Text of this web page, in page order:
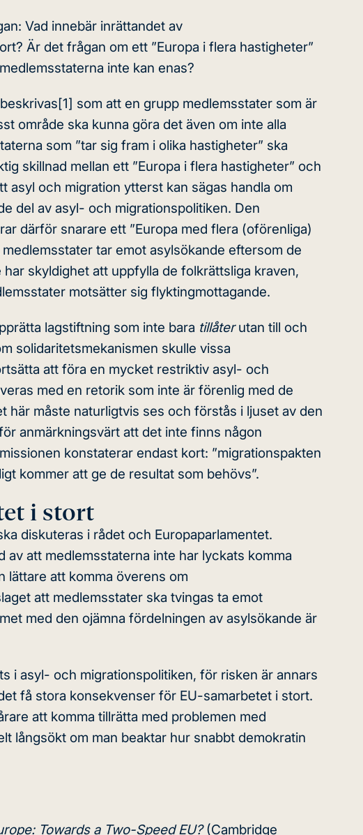
Vad innebär inrättandet av
Är det frågan om ett ”Europa i flera hastigheter”
inte kan enas?
[1] som att en grupp medlemsstater som är
område ska kunna göra det även om inte alla
som ”tar sig fram i olika hastigheter” ska
skillnad mellan ett ”Europa i flera hastigheter” och
asyl och migration ytterst kan sägas handla om
del av asyl- och migrationspolitiken. Den
därför snarare ett ”Europa med flera (oförenliga)
tar emot asylsökande eftersom de
skyldighet att uppfylla de folkrättsliga kraven,
motsätter sig flyktingmottagande.
lagstiftning som inte bara tillåterutan till och
solidaritetsmekanismen skulle vissa
att föra en mycket restriktiv asyl- och
med en retoriksom inte är förenlig med de
här måste naturligtvis ses och förstås i ljuset av den
anmärkningsvärt att det inte finns någon
konstaterar endast kort: ”migrationspakten
kommer att ge de resultat som behövs”.
i stort
diskuteras i rådet och Europaparlamentet.
att medlemsstaterna inte har lyckats komma
lättare att komma överens om
att medlemsstater ska tvingas ta emot
med den ojämna fördelningen av asylsökande är
i asyl- och migrationspolitiken, för risken är annars
få stora konsekvenser för EU-samarbetet i stort.
att komma tillrätta med problemen med
långsökt om man beaktar hur snabbt demokratin
Towards a Two-Speed EU?(Cambridge